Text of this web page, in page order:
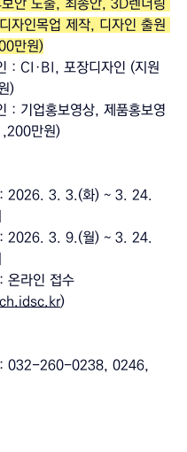
안 도출, 최종안, 3D렌더링
자인목업 제작, 디자인 출원
만원)
: CI·BI, 포장디자인 (지원
)
: 기업홍보영상, 제품홍보영
만원)
2026. 3. 3.(화) ~ 3. 24.
)
032-260-0238, 0246,